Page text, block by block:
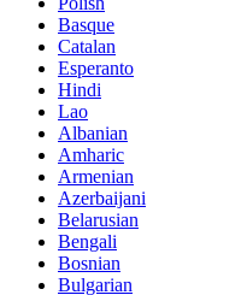
Basque
Catalan
Esperanto
Hindi
Lao
Albanian
Amharic
Armenian
Azerbaijani
Belarusian
Bengali
Bosnian
Bulgarian